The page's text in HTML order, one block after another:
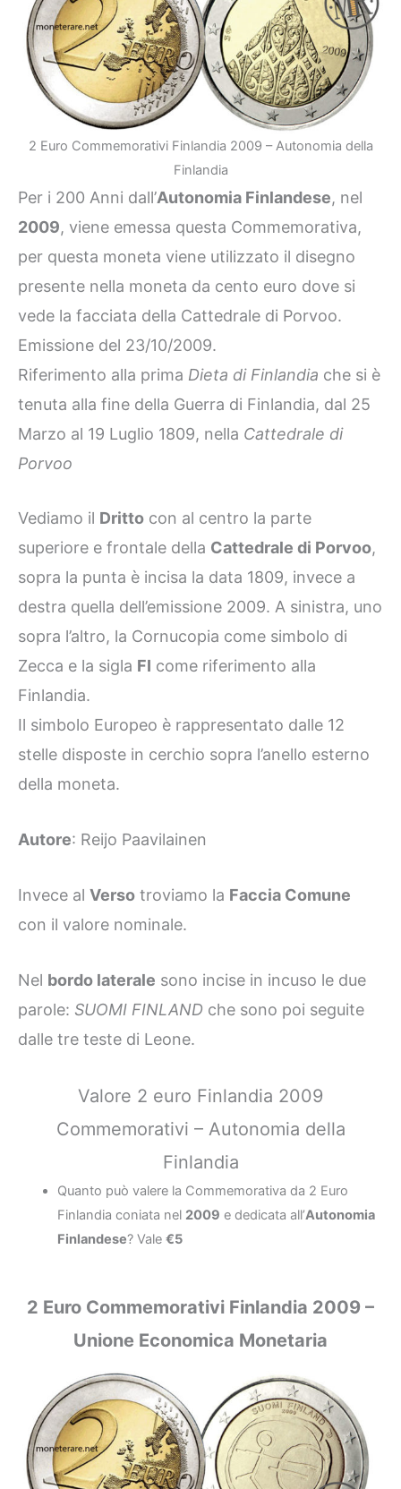
2 Euro Commemorativi Finlandia 2009 – Autonomia della
Finlandia
Per i 200 Anni dall’Autonomia Finlandese, nel
2009, viene emessa questa Commemorativa,
per questa moneta viene utilizzato il disegno
presente nella moneta da cento euro dove si
vede la facciata della Cattedrale di Porvoo.
Emissione del 23/10/2009.
Riferimento alla prima Dieta di Finlandia che si è
tenuta alla fine della Guerra di Finlandia, dal 25
Marzo al 19 Luglio 1809, nella Cattedrale di
Porvoo
Vediamo il Dritto con al centro la parte
superiore e frontale della Cattedrale di Porvoo,
sopra la punta è incisa la data 1809, invece a
destra quella dell’emissione 2009. A sinistra, uno
sopra l’altro, la Cornucopia come simbolo di
Zecca e la sigla FI come riferimento alla
Finlandia.
Il simbolo Europeo è rappresentato dalle 12
stelle disposte in cerchio sopra l’anello esterno
della moneta.
Autore: Reijo Paavilainen
Invece al Verso troviamo la Faccia Comune
con il valore nominale.
Nel bordo laterale sono incise in incuso le due
parole: SUOMI FINLAND che sono poi seguite
dalle tre teste di Leone.
Valore 2 euro Finlandia 2009
Commemorativi – Autonomia della
Finlandia
Quanto può valere la Commemorativa da 2 Euro
Finlandia coniata nel 2009 e dedicata all’Autonomia
Finlandese? Vale €5
2 Euro Commemorativi Finlandia 2009 –
Unione Economica Monetaria